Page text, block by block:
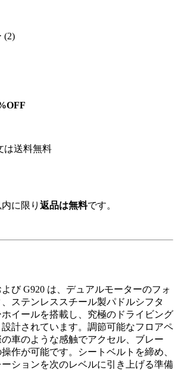
(2)
は送料無料
に限り 返品は無料です。
び G920 は、デュアルモーターのフォ
ステンレススチール製パドルシフタ
イールを搭載し、究極のドライビング
計されています。調節可能なフロアペ
車のような感触でアクセル、ブレー
作が可能です。シートベルトを締め、
ションを次のレベルに引き上げる準備